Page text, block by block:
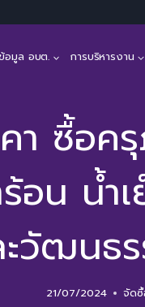
อมูล อบต. การบริหารงาน
คา ซื้อ
อน น้
ะวัฒนธ
21/07/2024 จัด